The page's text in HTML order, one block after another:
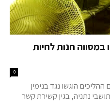
במסווה חנות לחיות
0
הוגשו נגד בנימין
(25) ולזר בקשט (46), תושבי נתניה, בגין קשירת קשר